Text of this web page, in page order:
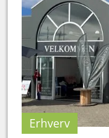
Erhverv